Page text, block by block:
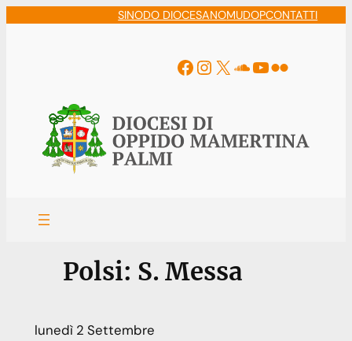
SINODO DIOCESANOMUDOPCONTATTI
Facebook
Instagram
X Soundcloud
YouTube
Flickr
Polsi: S. Messa
lunedì 2 Settembre